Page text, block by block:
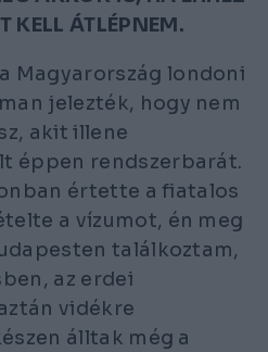
KELL ÁTLÉPNEM.
Magyarország londoni
jelezték, hogy nem
akit illene
éppen rendszerbarát.
értette a fiatalos
a vízumot, én meg
találkoztam,
az erdei
vidékre
álltak még a